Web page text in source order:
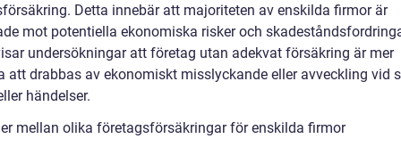
Detta innebär att majoriteten av enskilda firmor är
mot potentiella ekonomiska risker och
undersökningar att företag utan adekvat försäkring är mer
att drabbas av ekonomiskt misslyckande eller avveckling vid
händelser.
mellan olika företagsförsäkringar för enskilda firmor